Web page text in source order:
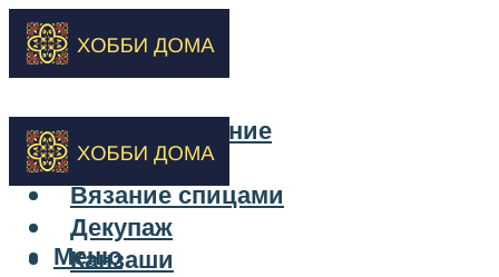
Бисероплетение
Вышивка
Вязание спицами
Декупаж
Канзаши
Меню